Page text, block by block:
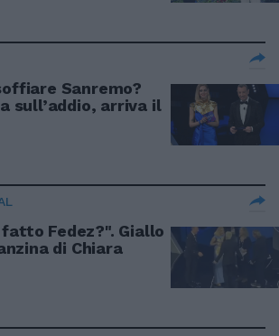
Sanremo?
sull’addio, arriva il
Fedez?". Giallo
di Chiara